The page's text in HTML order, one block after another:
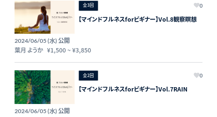
全3回 0
【マインドフルネスforビギナー】Vol.8観察瞑想
2024/06/05 (水) 公開
葉月 ようか ¥1,500~¥3,850
全2回 0
【マインドフルネスforビギナー】Vol.7RAIN
2024/06/05 (水) 公開